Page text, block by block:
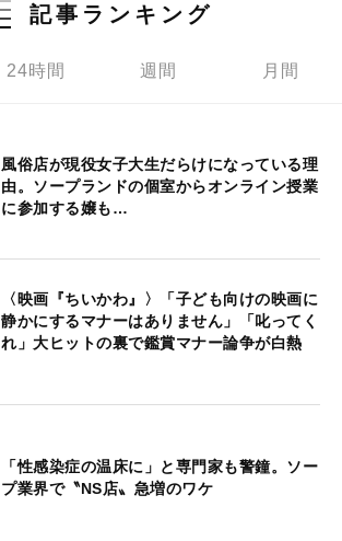
記事ランキング
24時間 週間 月間
風俗店が現役女子大生だらけになっている理
由。ソープランドの個室からオンライン授業
に参加する嬢も…
〈映画『ちいかわ』〉「子ども向けの映画に
静かにするマナーはありません」「叱ってく
れ」大ヒットの裏で鑑賞マナー論争が白熱
「性感染症の温床に」と専門家も警鐘。ソー
プ業界で〝NS店〟急増のワケ